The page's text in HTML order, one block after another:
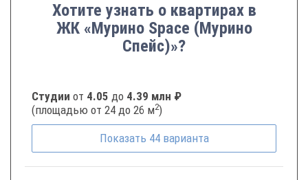
Хотите узнать о квартирах в
ЖК «Мурино Space (Мурино
Спейс)»?
Студии от 4.05 до 4.39 млн ₽
(площадью от 24 до 26 м2)
Показать 44 варианта